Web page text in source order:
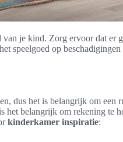
je kind. Zorg ervoor dat er
speelgoed op
dus het is belangrijk om een
belangrijk om rekening te
kinderkamer inspiratie: